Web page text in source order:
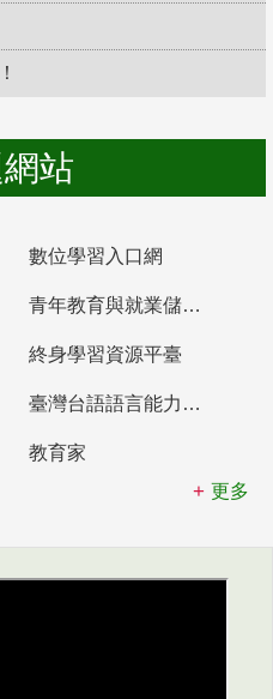
站
數位學習入口網
青年教育與就業儲蓄帳戶
終身學習資源平臺
臺灣台語語言能力認證網站
教育家
更多